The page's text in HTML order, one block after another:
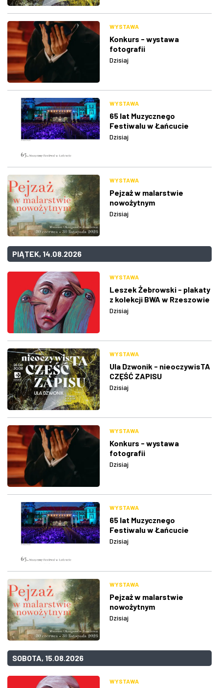
WYSTAWA
Konkurs - wystawa
fotografii
Dzisiaj
WYSTAWA
65 lat Muzycznego
Festiwalu w Łańcucie
Dzisiaj
WYSTAWA
Pejzaż w malarstwie
nowożytnym
Dzisiaj
PIĄTEK, 14.08.2026
WYSTAWA
Leszek Żebrowski - plakaty
z kolekcji BWA w Rzeszowie
Dzisiaj
WYSTAWA
Ula Dzwonik - nieoczywisTA
CZĘŚĆ ZAPISU
Dzisiaj
WYSTAWA
Konkurs - wystawa
fotografii
Dzisiaj
WYSTAWA
65 lat Muzycznego
Festiwalu w Łańcucie
Dzisiaj
WYSTAWA
Pejzaż w malarstwie
nowożytnym
Dzisiaj
SOBOTA, 15.08.2026
WYSTAWA